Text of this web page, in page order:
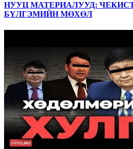
НУУЦ МАТЕРИАЛУУД:
БҮЛГЭМИЙН МӨХӨЛ